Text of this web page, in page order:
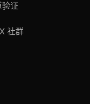
证
社群